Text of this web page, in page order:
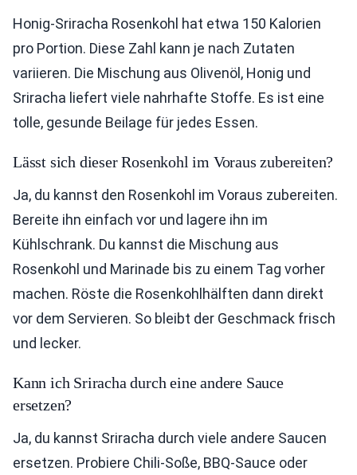
Honig-Sriracha Rosenkohl hat etwa 150 Kalorien
pro Portion. Diese Zahl kann je nach Zutaten
variieren. Die Mischung aus Olivenöl, Honig und
Sriracha liefert viele nahrhafte Stoffe. Es ist eine
tolle, gesunde Beilage für jedes Essen.
Lässt sich dieser Rosenkohl im Voraus zubereiten?
Ja, du kannst den Rosenkohl im Voraus zubereiten.
Bereite ihn einfach vor und lagere ihn im
Kühlschrank. Du kannst die Mischung aus
Rosenkohl und Marinade bis zu einem Tag vorher
machen. Röste die Rosenkohlhälften dann direkt
vor dem Servieren. So bleibt der Geschmack frisch
und lecker.
Kann ich Sriracha durch eine andere Sauce
ersetzen?
Ja, du kannst Sriracha durch viele andere Saucen
ersetzen. Probiere Chili-Soße, BBQ-Sauce oder